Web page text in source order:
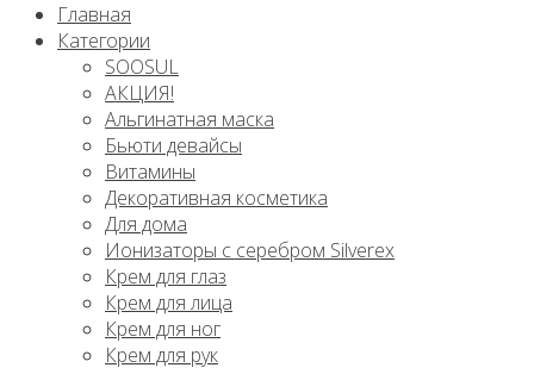
Главная
Категории
SOOSUL
АКЦИЯ!
Альгинатная маска
Бьюти девайсы
Витамины
Декоративная косметика
Для дома
Ионизаторы с серебром Silverex
Крем для глаз
Крем для лица
Крем для ног
Крем для рук